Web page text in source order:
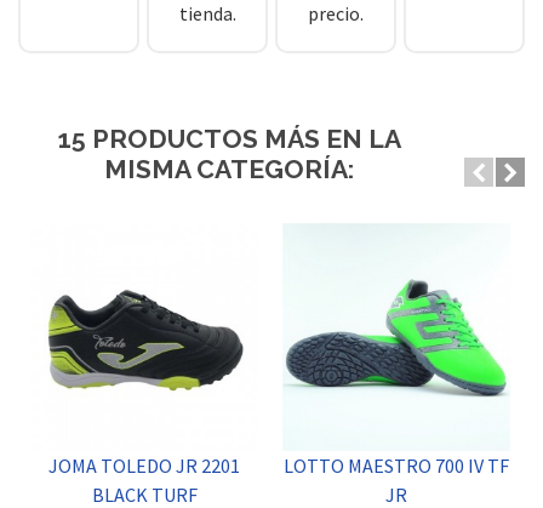
tienda.
precio.
15 PRODUCTOS MÁS EN LA
MISMA CATEGORÍA:
JOMA TOLEDO JR 2201
BLACK TURF
LOTTO MAESTRO 700 IV TF
JR